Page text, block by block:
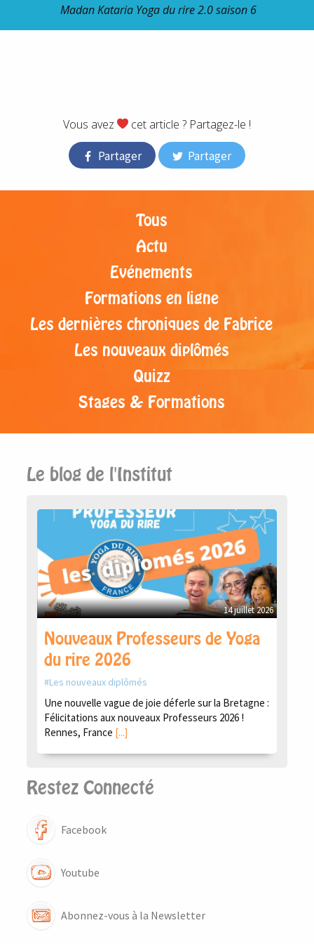
Madan Kataria Yoga du rire 2.0 saison 6
Vous avez
cet article ? Partagez-le !
Partager Partager
Tous
Actu
Evénements
Formations en ligne
Les dernières chroniques de Fabrice
Les nouveaux diplômés
Quizz
Stages & Formations
Le blog de l'Institut
14 juillet 2026
Nouveaux Professeurs de Yoga
du rire 2026
Les nouveaux diplômés
Une nouvelle vague de joie déferle sur la Bretagne :
Félicitations aux nouveaux Professeurs 2026 !
Rennes, France [...]
Restez Connecté
Facebook
Youtube
Abonnez-vous à la Newsletter